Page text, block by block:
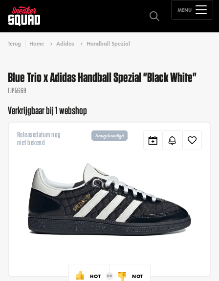
MENU
Terug Home Adidas Handball Spezial
Blue Trio x Adidas Handball Spezial "Black White"
IJP5669
Verkrijgbaar bij 1 webshop
Releasedatum nog
niet bekend
Aangekondigd
HOT NOT